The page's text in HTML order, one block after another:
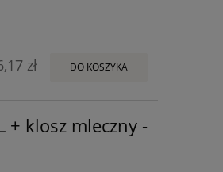
zł DO KOSZYKA
+ klosz mleczny -